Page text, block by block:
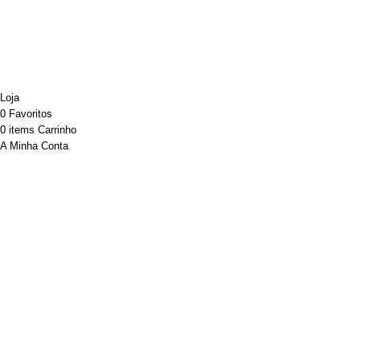
Loja
0 Favoritos
0 items Carrinho
A Minha Conta